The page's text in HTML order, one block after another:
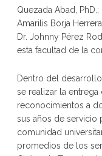
Quezada Abad,
Amarilis Borja
Dr. Johnny Pérez
esta facultad de la
Dentro del
se realizar la
reconocimientos a
sus años de servicio
comunidad
promedios de los